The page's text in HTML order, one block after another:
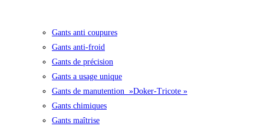
Gants anti coupures
Gants anti-froid
Gants de précision
Gants a usage unique
Gants de manutention »Doker-Tricote »
Gants chimiques
Gants maîtrise